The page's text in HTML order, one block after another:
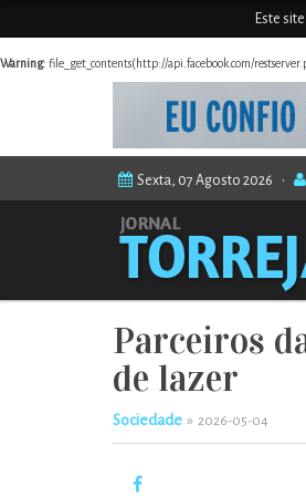
Este
Warning: file_get_contents(http://api.facebook.com/
Sexta, 07 Agosto 2026 •
Parceiros
de lazer
Sociedade » 2026-05-04